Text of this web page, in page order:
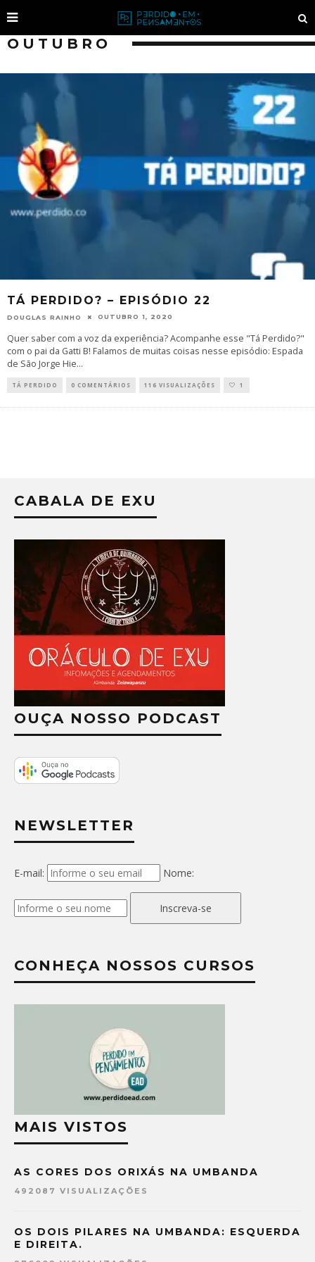
OUTUBRO
TÁ PERDIDO? – EPISÓDIO 22
DOUGLAS RAINHO OUTUBRO 1, 2020
Quer saber com a voz da experiência? Acompanhe esse "Tá Perdido?"
com o pai da Gatti B! Falamos de muitas coisas nesse episódio: Espada
de São Jorge Hie...
TÁ PERDIDO 0 COMENTÁRIOS 116 VISUALIZAÇÕES 1
CABALA DE EXU
OUÇA NOSSO PODCAST
NEWSLETTER
E-mail: Nome:
Inscreva-se
CONHEÇA NOSSOS CURSOS
MAIS VISTOS
AS CORES DOS ORIXÁS NA UMBANDA
492087 VISUALIZAÇÕES
OS DOIS PILARES NA UMBANDA: ESQUERDA
E DIREITA.